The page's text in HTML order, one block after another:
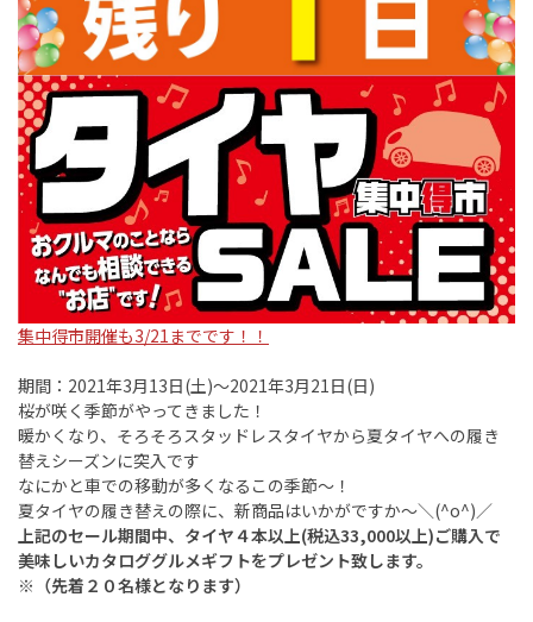
集中得市開催も3/21までです！！
期間：2021年3月13日(土)～2021年3月21日(日)
桜が咲く季節がやってきました！
暖かくなり、そろそろスタッドレスタイヤから夏タイヤへの履き
替えシーズンに突入です
なにかと車での移動が多くなるこの季節～！
夏タイヤの履き替えの際に、新商品はいかがですか～＼(^o^)／
上記のセール期間中、タイヤ４本以上(税込33,000以上)ご購入で
美味しいカタロググルメギフトをプレゼント致します。
※（先着２０名様となります）